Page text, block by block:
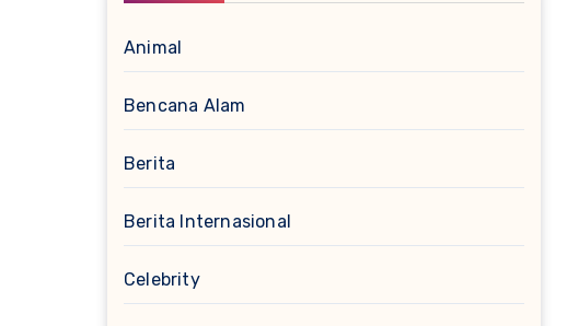
Animal
Bencana Alam
Berita
Berita Internasional
Celebrity